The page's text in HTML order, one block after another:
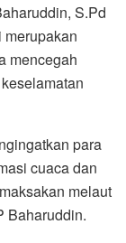
S.Pd
mencegah
para
cuaca dan
melaut
Baharuddin.